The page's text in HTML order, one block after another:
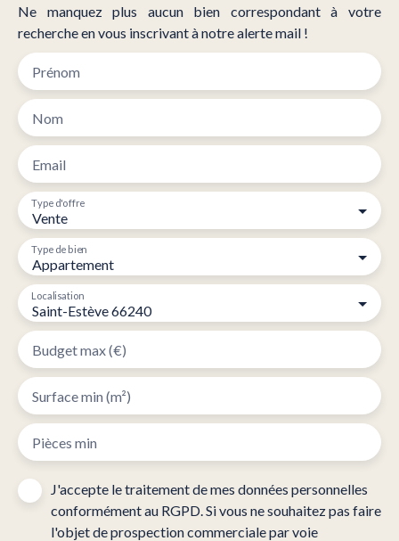
Ne manquez plus aucun bien correspondant à votre
recherche en vous inscrivant à notre alerte mail !
Prénom
Nom
Email
Vente
Type d'offre
Appartement
Type de bien
Saint-Estève 66240
Localisation
Budget max (€)
Surface min (m²)
Pièces min
J'accepte le traitement de mes données personnelles
conformément au RGPD. Si vous ne souhaitez pas faire
l'objet de prospection commerciale par voie